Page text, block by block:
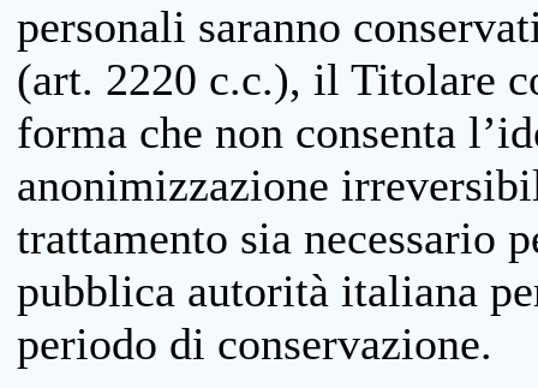
personali saranno
(art. 2220 c.c.), il Titolare
forma che non consenta
anonimizzazione
trattamento sia necessario
pubblica autorità italiana
periodo di conservazione.